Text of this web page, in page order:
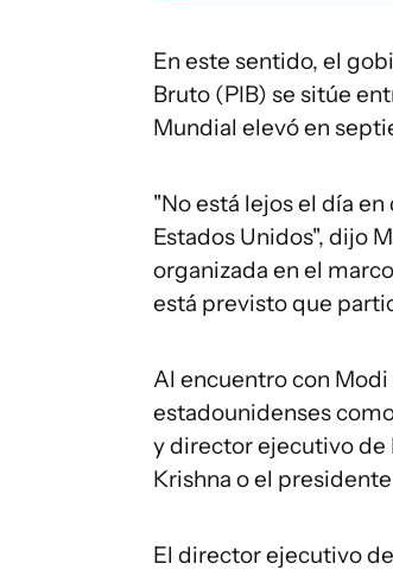
En este sentido, el
Bruto (PIB) se sitúe
Mundial elevó en
"No está lejos el día
Estados Unidos", dijo
organizada en el
está previsto que
Al encuentro con
estadounidenses
y director ejecutivo de
Krishna o el
El director ejecutivo